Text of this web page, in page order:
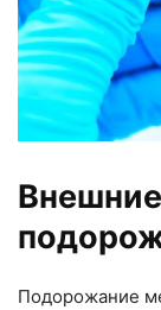
Подорожание